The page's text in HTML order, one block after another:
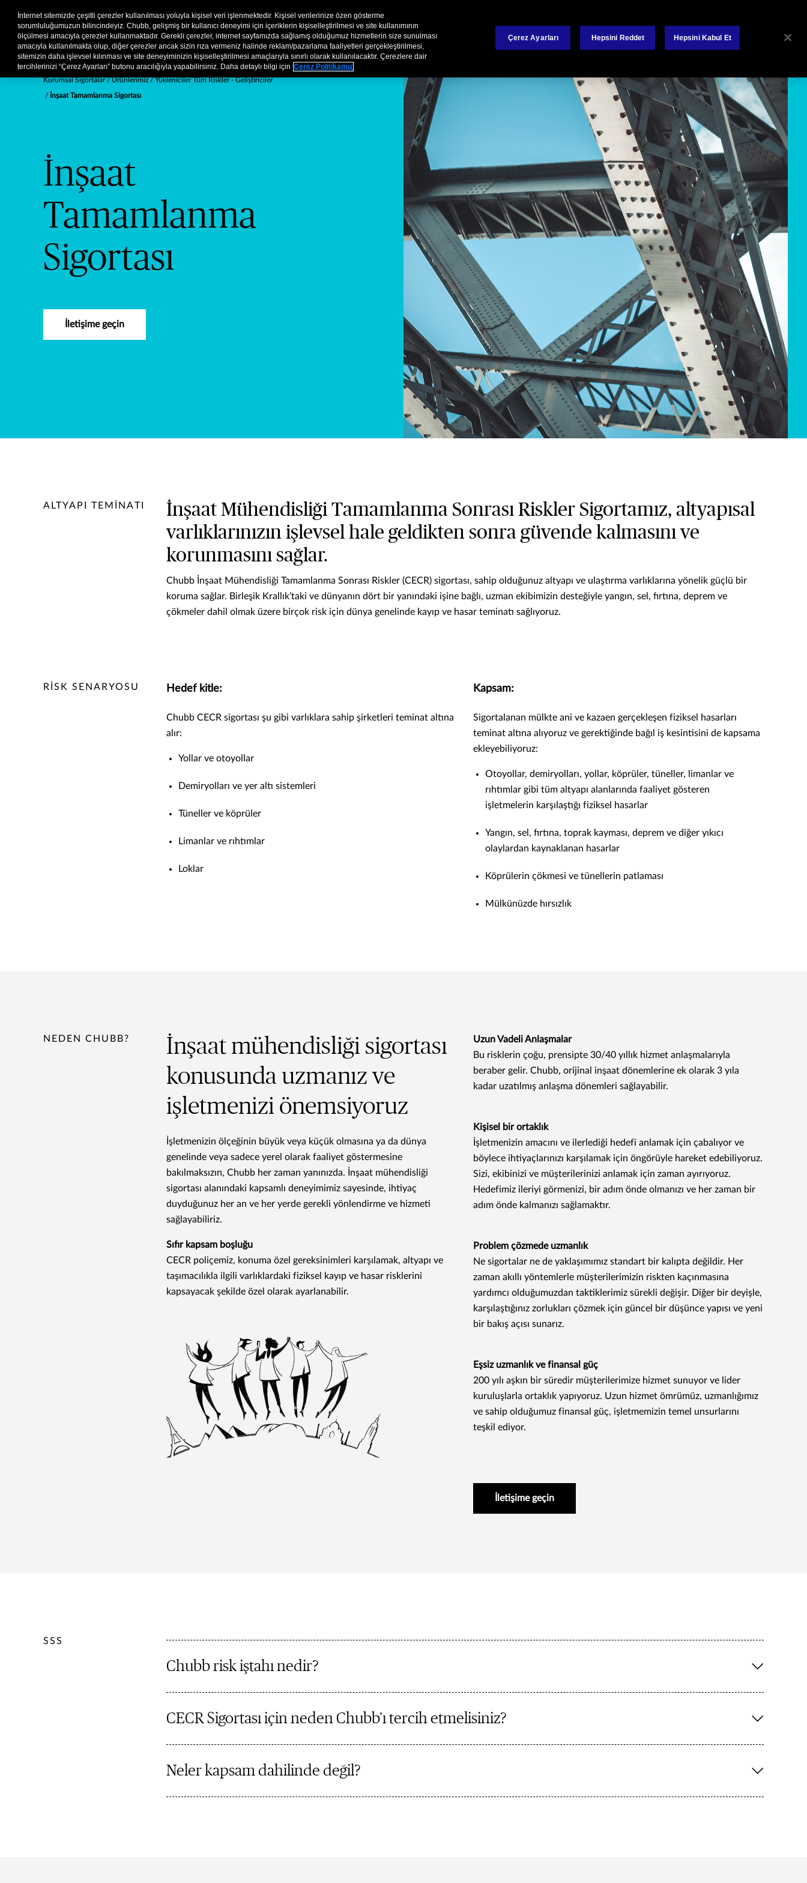
Kurumsal Hasar Şikayet
Kurumsal Sigortalar Ürünlerimiz Yükleniciler Tüm Riskler - Geliştiriciler
İnşaat Tamamlanma Sigortası
İnşaat
Tamamlanma
Sigortası
İletişime geçin
ALTYAPI TEMİNATI
İnşaat Mühendisliği Tamamlanma Sonrası Riskler Sigortamız, altyapısal
varlıklarınızın işlevsel hale geldikten sonra güvende kalmasını ve
korunmasını sağlar.
Chubb İnşaat Mühendisliği Tamamlanma Sonrası Riskler (CECR) sigortası, sahip olduğunuz altyapı ve ulaştırma varlıklarına yönelik güçlü bir
koruma sağlar. Birleşik Krallık’taki ve dünyanın dört bir yanındaki işine bağlı, uzman ekibimizin desteğiyle yangın, sel, fırtına, deprem ve
çökmeler dahil olmak üzere birçok risk için dünya genelinde kayıp ve hasar teminatı sağlıyoruz.
RİSK SENARYOSU Hedef kitle:
Chubb CECR sigortası şu gibi varlıklara sahip şirketleri teminat altına
alır:
Yollar ve otoyollar
Demiryolları ve yer altı sistemleri
Tüneller ve köprüler
Limanlar ve rıhtımlar
Loklar
Kapsam:
Sigortalanan mülkte ani ve kazaen gerçekleşen fiziksel hasarları
teminat altına alıyoruz ve gerektiğinde bağıl iş kesintisini de kapsama
ekleyebiliyoruz:
Otoyollar, demiryolları, yollar, köprüler, tüneller, limanlar ve
rıhtımlar gibi tüm altyapı alanlarında faaliyet gösteren
işletmelerin karşılaştığı fiziksel hasarlar
Yangın, sel, fırtına, toprak kayması, deprem ve diğer yıkıcı
olaylardan kaynaklanan hasarlar
Köprülerin çökmesi ve tünellerin patlaması
Mülkünüzde hırsızlık
NEDEN CHUBB?
İnşaat mühendisliği sigortası
konusunda uzmanız ve
işletmenizi önemsiyoruz
İşletmenizin ölçeğinin büyük veya küçük olmasına ya da dünya
genelinde veya sadece yerel olarak faaliyet göstermesine
bakılmaksızın, Chubb her zaman yanınızda. İnşaat mühendisliği
sigortası alanındaki kapsamlı deneyimimiz sayesinde, ihtiyaç
duyduğunuz her an ve her yerde gerekli yönlendirme ve hizmeti
sağlayabiliriz.
Sıfır kapsam boşluğu
CECR poliçemiz, konuma özel gereksinimleri karşılamak, altyapı ve
taşımacılıkla ilgili varlıklardaki fiziksel kayıp ve hasar risklerini
kapsayacak şekilde özel olarak ayarlanabilir.
Uzun Vadeli Anlaşmalar
Bu risklerin çoğu, prensipte 30/40 yıllık hizmet anlaşmalarıyla
beraber gelir. Chubb, orijinal inşaat dönemlerine ek olarak 3 yıla
kadar uzatılmış anlaşma dönemleri sağlayabilir.
Kişisel bir ortaklık
İşletmenizin amacını ve ilerlediği hedefi anlamak için çabalıyor ve
böylece ihtiyaçlarınızı karşılamak için öngörüyle hareket edebiliyoruz.
Sizi, ekibinizi ve müşterilerinizi anlamak için zaman ayırıyoruz.
Hedefimiz ileriyi görmenizi, bir adım önde olmanızı ve her zaman bir
adım önde kalmanızı sağlamaktır.
Problem çözmede uzmanlık
Ne sigortalar ne de yaklaşımımız standart bir kalıpta değildir. Her
zaman akıllı yöntemlerle müşterilerimizin riskten kaçınmasına
yardımcı olduğumuzdan taktiklerimiz sürekli değişir. Diğer bir deyişle,
karşılaştığınız zorlukları çözmek için güncel bir düşünce yapısı ve yeni
bir bakış açısı sunarız.
Eşsiz uzmanlık ve finansal güç
200 yılı aşkın bir süredir müşterilerimize hizmet sunuyor ve lider
kuruluşlarla ortaklık yapıyoruz. Uzun hizmet ömrümüz, uzmanlığımız
ve sahip olduğumuz finansal güç, işletmemizin temel unsurlarını
teşkil ediyor.
İletişime geçin
SSS
Chubb risk iştahı nedir?
CECR Sigortası için neden Chubb’ı tercih etmelisiniz?
Neler kapsam dahilinde değil?
İnternet sitemizde çeşitli çerezler kullanılması yoluyla kişisel veri işlenmektedir. Kişisel verilerinize özen gösterme
sorumluluğumuzun bilincindeyiz. Chubb, gelişmiş bir kullanıcı deneyimi için içeriklerin kişiselleştirilmesi ve site kullanımının
ölçülmesi amacıyla çerezler kullanmaktadır. Gerekli çerezler, internet sayfamızda sağlamış olduğumuz hizmetlerin size sunulması
amacıyla kullanılmakta olup, diğer çerezler ancak sizin rıza vermeniz halinde reklam/pazarlama faaliyetleri gerçekleştirilmesi,
sitemizin daha işlevsel kılınması ve site deneyiminizin kişiselleştirilmesi amaçlarıyla sınırlı olarak kullanılacaktır. Çerezlere dair
tercihlerinizi “Çerez Ayarları” butonu aracılığıyla yapabilirsiniz. Daha detaylı bilgi için Çerez Politikamız
Çerez Ayarları Hepsini Reddet Hepsini Kabul Et